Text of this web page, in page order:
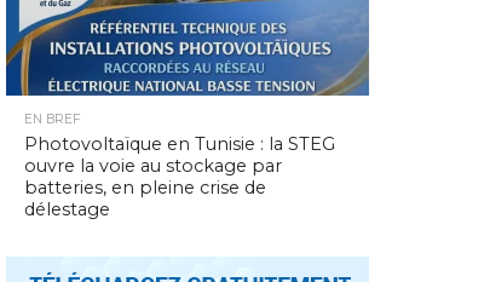
EN BREF
Photovoltaïque en Tunisie : la STEG
ouvre la voie au stockage par
batteries, en pleine crise de
délestage